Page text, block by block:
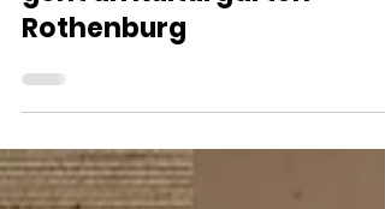
18. Feb. 2025 1 Min. Lesezeit
Umwelt- & Agenda-21-Preis
geht an Kulturgarten
Rothenburg